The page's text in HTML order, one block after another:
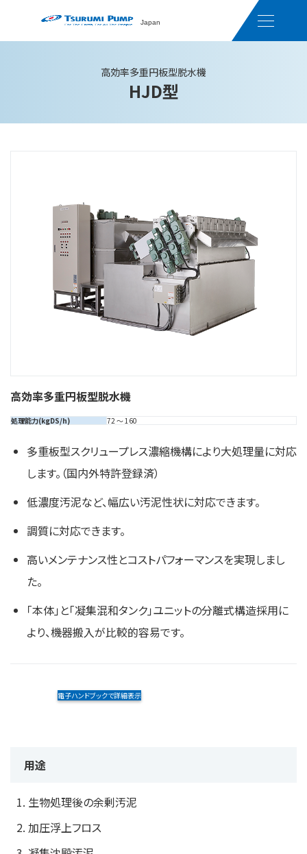
Japan
高効率多重円板型脱水機
HJD型
高効率多重円板型脱水機
処理能力(kgDS/h) 72 ～ 160
多重板型スクリュープレス濃縮機構により大処理量に対応
します。（国内外特許登録済）
低濃度汚泥など、幅広い汚泥性状に対応できます。
調質に対応できます。
高いメンテナンス性とコストパフォーマンスを実現しまし
た。
「本体」と「凝集混和タンク」ユニットの分離式構造採用に
より、機器搬入が比較的容易です。
電子ハンドブックで詳細表示
用途
生物処理後の余剰汚泥
加圧浮上フロス